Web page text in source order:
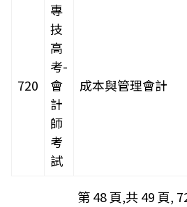
720
專
技
高
考-
會
計
師
考
試
成本與管理會計
第 48 頁,共 49 頁,